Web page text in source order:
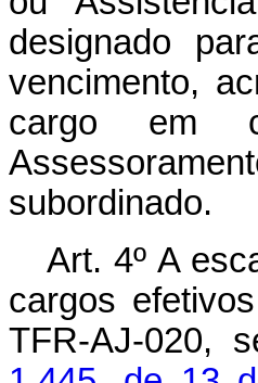
designado
vencimento,
cargo em
subordinado.
Art. 4º A
cargos
TFR-AJ-020,